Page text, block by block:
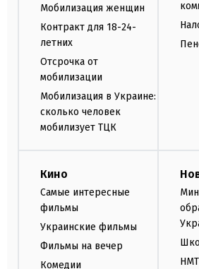
Мобилизация женщин
Контракт для 18-24-
летних
Отсрочка от
мобилизации
Мобилизация в Украине:
сколько человек
мобилизует ТЦК
Кино
Самые интересные
фильмы
Украинские фильмы
Фильмы на вечер
Комедии